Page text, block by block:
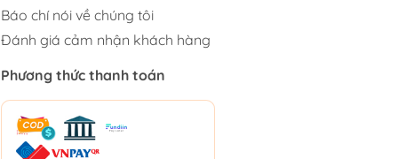
Báo chí nói về chúng tôi
Đánh giá cảm nhận khách hàng
Phương thức thanh toán